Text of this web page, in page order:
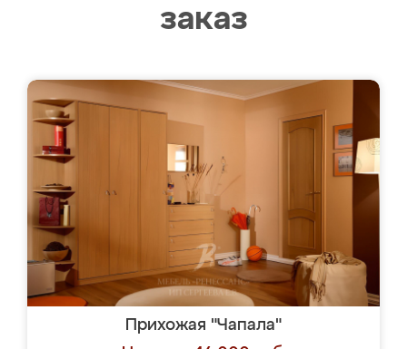
заказ
Прихожая "Чапала"